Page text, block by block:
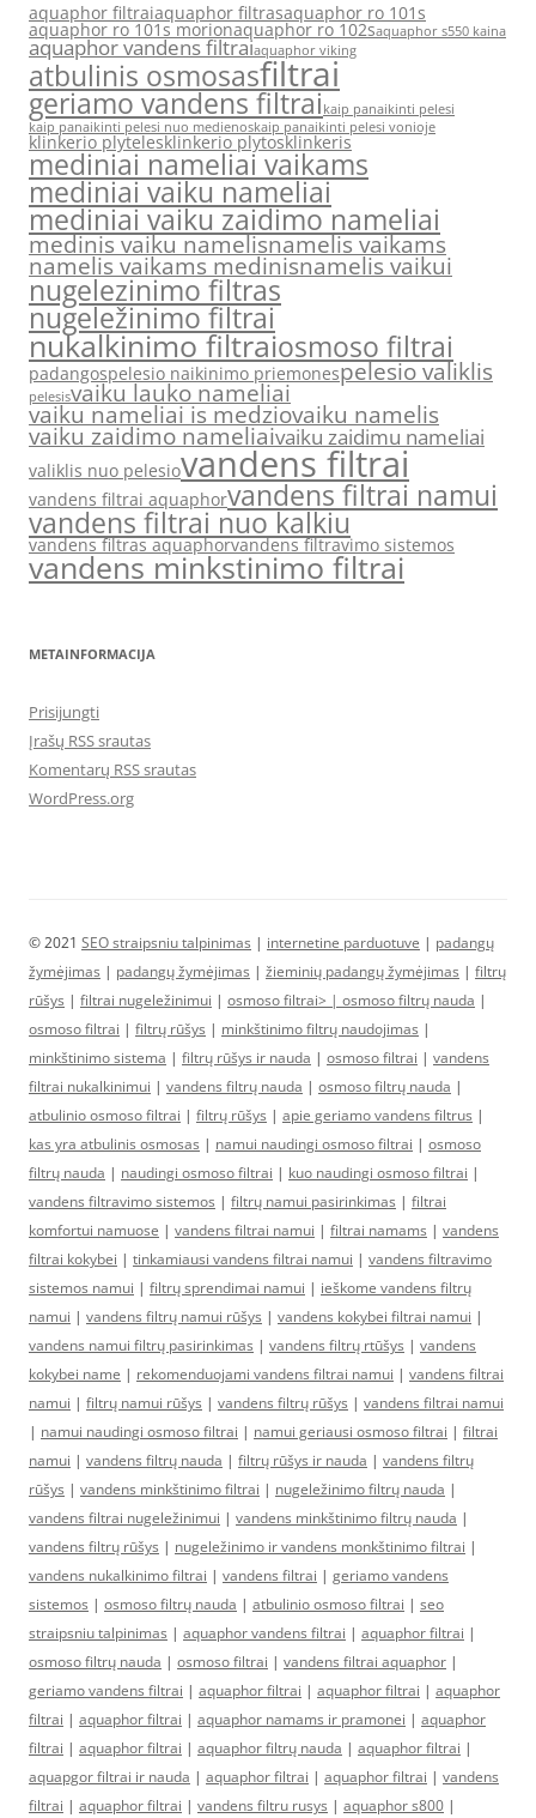
aquaphor filtraiaquaphor filtrasaquaphor ro 101s
aquaphor ro 101s morionaquaphor ro 102saquaphor s550 kaina
aquaphor vandens filtraiaquaphor viking
atbulinis osmosasfiltrai
geriamo vandens filtraikaip panaikinti pelesi
kaip panaikinti pelesi nuo medienoskaip panaikinti pelesi vonioje
klinkerio plytelesklinkerio plytosklinkeris
mediniai nameliai vaikams
mediniai vaiku nameliai
mediniai vaiku zaidimo nameliai
medinis vaiku namelisnamelis vaikams
namelis vaikams medinisnamelis vaikui
nugelezinimo filtras
nugeležinimo filtrai
nukalkinimo filtraiosmoso filtrai
padangospelesio naikinimo priemonespelesio valiklis
pelesisvaiku lauko nameliai
vaiku nameliai is medziovaiku namelis
vaiku zaidimo nameliaivaiku zaidimu nameliai
valiklis nuo pelesiovandens filtrai
vandens filtrai aquaphorvandens filtrai namui
vandens filtrai nuo kalkiu
vandens filtras aquaphorvandens filtravimo sistemos
vandens minkstinimo filtrai
METAINFORMACIJA
Prisijungti
Įrašų RSS srautas
Komentarų RSS srautas
WordPress.org
© 2021 SEO straipsniu talpinimas | internetine parduotuve | padangų
žymėjimas | padangų žymėjimas | žieminių padangų žymėjimas | filtrų
rūšys | filtrai nugeležinimui | osmoso filtrai> | osmoso filtrų nauda |
osmoso filtrai | filtrų rūšys | minkštinimo filtrų naudojimas |
minkštinimo sistema | filtrų rūšys ir nauda | osmoso filtrai | vandens
filtrai nukalkinimui | vandens filtrų nauda | osmoso filtrų nauda |
atbulinio osmoso filtrai | filtrų rūšys | apie geriamo vandens filtrus |
kas yra atbulinis osmosas | namui naudingi osmoso filtrai | osmoso
filtrų nauda | naudingi osmoso filtrai | kuo naudingi osmoso filtrai |
vandens filtravimo sistemos | filtrų namui pasirinkimas | filtrai
komfortui namuose | vandens filtrai namui | filtrai namams | vandens
filtrai kokybei | tinkamiausi vandens filtrai namui | vandens filtravimo
sistemos namui | filtrų sprendimai namui | ieškome vandens filtrų
namui | vandens filtrų namui rūšys | vandens kokybei filtrai namui |
vandens namui filtrų pasirinkimas | vandens filtrų rtūšys | vandens
kokybei name | rekomenduojami vandens filtrai namui | vandens filtrai
namui | filtrų namui rūšys | vandens filtrų rūšys | vandens filtrai namui
| namui naudingi osmoso filtrai | namui geriausi osmoso filtrai | filtrai
namui | vandens filtrų nauda | filtrų rūšys ir nauda | vandens filtrų
rūšys | vandens minkštinimo filtrai | nugeležinimo filtrų nauda |
vandens filtrai nugeležinimui | vandens minkštinimo filtrų nauda |
vandens filtrų rūšys | nugeležinimo ir vandens monkštinimo filtrai |
vandens nukalkinimo filtrai | vandens filtrai | geriamo vandens
sistemos | osmoso filtrų nauda | atbulinio osmoso filtrai | seo
straipsniu talpinimas | aquaphor vandens filtrai | aquaphor filtrai |
osmoso filtrų nauda | osmoso filtrai | vandens filtrai aquaphor |
geriamo vandens filtrai | aquaphor filtrai | aquaphor filtrai | aquaphor
filtrai | aquaphor filtrai | aquaphor namams ir pramonei | aquaphor
filtrai | aquaphor filtrai | aquaphor filtrų nauda | aquaphor filtrai |
aquapgor filtrai ir nauda | aquaphor filtrai | aquaphor filtrai | vandens
filtrai | aquaphor filtrai | vandens filtru rusys | aquaphor s800 |